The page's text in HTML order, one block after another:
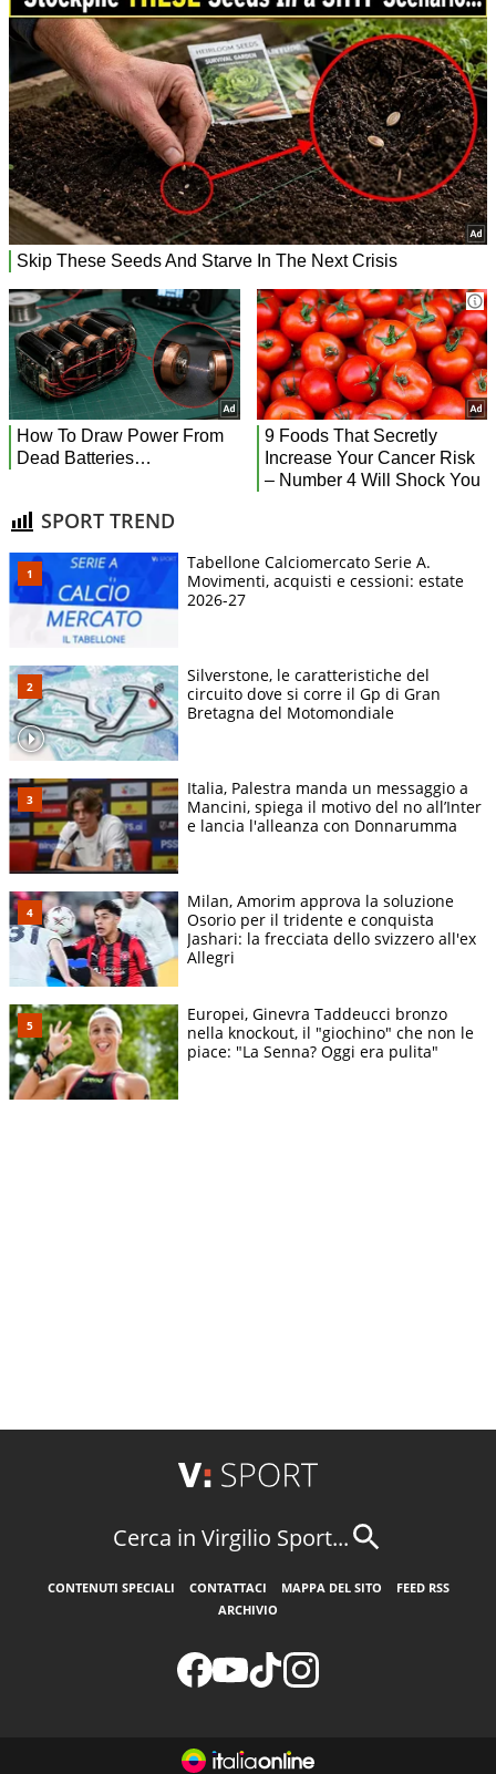
SPORT TREND
Tabellone Calciomercato Serie A.
Movimenti, acquisti e cessioni: estate
2026-27
Silverstone, le caratteristiche del
circuito dove si corre il Gp di Gran
Bretagna del Motomondiale
Italia, Palestra manda un messaggio a
Mancini, spiega il motivo del no all’Inter
e lancia l'alleanza con Donnarumma
Milan, Amorim approva la soluzione
Osorio per il tridente e conquista
Jashari: la frecciata dello svizzero all'ex
Allegri
Europei, Ginevra Taddeucci bronzo
nella knockout, il "giochino" che non le
piace: "La Senna? Oggi era pulita"
Cerca in Virgilio Sport...
CONTENUTI SPECIALI CONTATTACI MAPPA DEL SITO
FEED RSS
ARCHIVIO